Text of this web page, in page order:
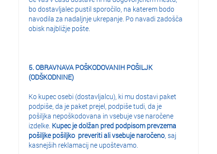
bo dostavljalec pustil sporočilo, na katerem bodo
navodila za nadaljnje ukrepanje. Po navadi zadošča
obisk najbližje pošte.
5. OBRAVNAVA POŠKODOVANIH POŠILJK
(ODŠKODNINE)
Ko kupec osebi (dostavljalcu), ki mu dostavi paket
podpiše, da je paket prejel, podpiše tudi, da je
pošiljka nepoškodovana in vsebuje vse naročene
izdelke. Kupec je dolžan pred podpisom prevzema
pošiljke pošiljko preveriti ali vsebuje naročeno, saj
kasnejših reklamacij ne upoštevamo.